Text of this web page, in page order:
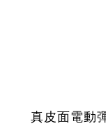
真皮面電動